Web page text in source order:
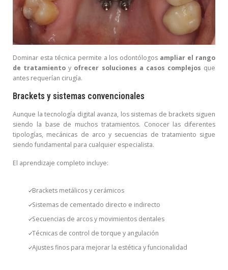
Dominar esta técnica permite a los odontólogos ampliar el rango
de tratamiento y ofrecer soluciones a casos complejos que
antes requerían cirugía.
Brackets y sistemas convencionales
Aunque la tecnología digital avanza, los sistemas de brackets siguen
siendo la base de muchos tratamientos. Conocer las diferentes
tipologías, mecánicas de arco y secuencias de tratamiento sigue
siendo fundamental para cualquier especialista.
El aprendizaje completo incluye:
Brackets metálicos y cerámicos
Sistemas de cementado directo e indirecto
Secuencias de arcos y movimientos dentales
Técnicas de control de torque y angulación
Ajustes finos para mejorar la estética y funcionalidad